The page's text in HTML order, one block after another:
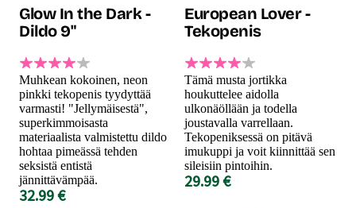
Glow In the Dark -
Dildo 9"
Muhkean kokoinen, neon
pinkki tekopenis tyydyttää
varmasti! "Jellymäisestä",
superkimmoisasta
materiaalista valmistettu dildo
hohtaa pimeässä tehden
seksistä entistä
jännittävämpää.
32.99 €
European Lover -
Tekopenis
Tämä musta jortikka
houkuttelee aidolla
ulkonäöllään ja todella
joustavalla varrellaan.
Tekopeniksessä on pitävä
imukuppi ja voit kiinnittää sen
sileisiin pintoihin.
29.99 €